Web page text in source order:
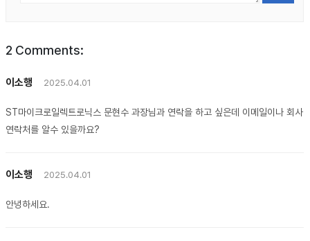
2 Comments:
이소행 2025.04.01
ST마이크로일렉트로닉스 문현수 과장님과 연락을 하고 싶은데 이메일이나 회사
연락처를 알수 있을까요?
이소행 2025.04.01
안녕하세요.